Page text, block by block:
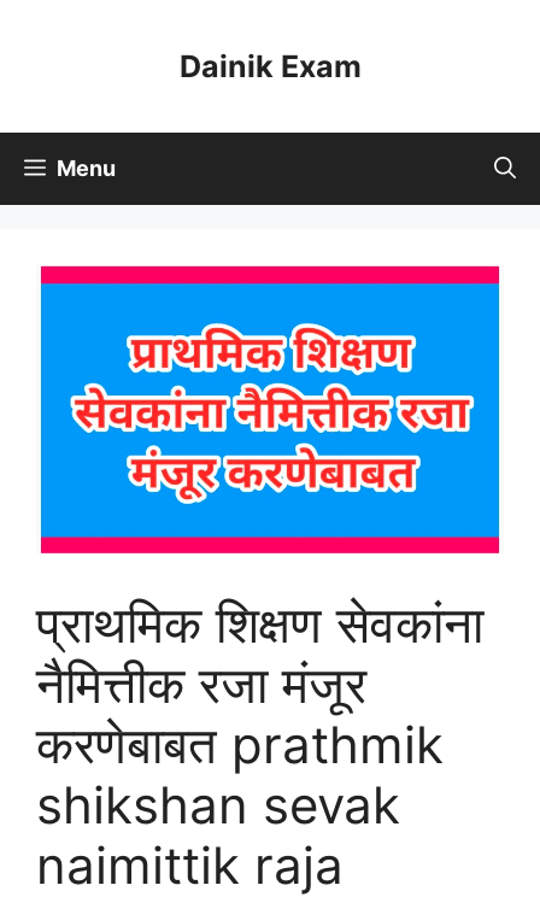
Dainik Exam
Menu
प्राथमिक शिक्षण सेवकांना
नैमित्तीक रजा मंजूर
करणेबाबत prathmik
shikshan sevak
naimittik raja